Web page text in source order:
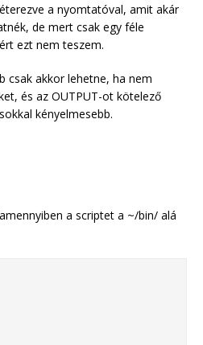
a nyomtatóval, amit akár
de mert csak egy féle
ezt nem teszem.
csak akkor lehetne, ha nem
és az OUTPUT-ot kötelező
kényelmesebb.
a scriptet a ~/bin/ alá